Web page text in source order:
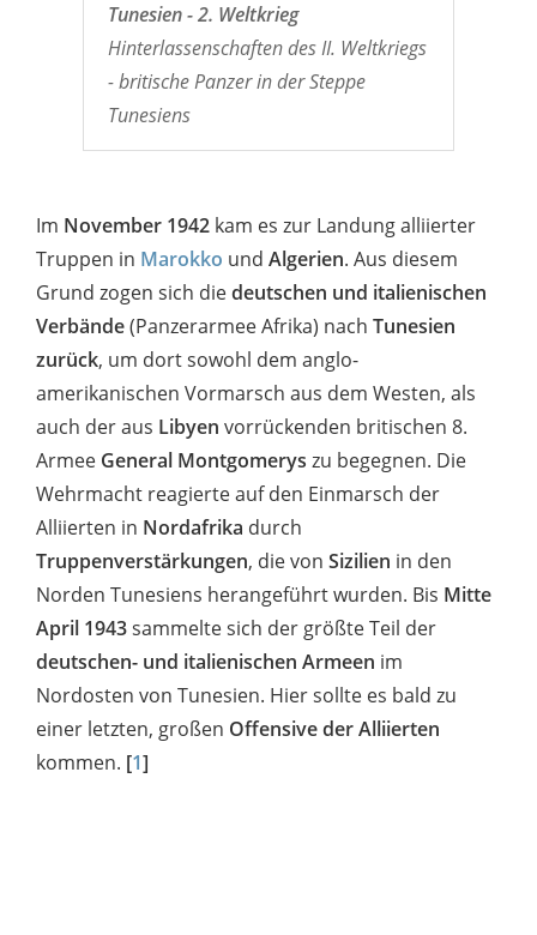
Tunesien - 2. Weltkrieg
Hinterlassenschaften des II. Weltkriegs
- britische Panzer in der Steppe
Tunesiens
Im November 1942 kam es zur Landung alliierter
Truppen in Marokko und Algerien. Aus diesem
Grund zogen sich diedeutschen und italienischen
Verbände(Panzerarmee Afrika) nach Tunesien
zurück, um dort sowohl dem anglo-
amerikanischen Vormarsch aus dem Westen, als
auch der aus Libyen vorrückenden britischen 8.
Armee General Montgomerys zu begegnen. Die
Wehrmacht reagierte auf den Einmarsch der
Alliierten in Nordafrika durch
Truppenverstärkungen, die von Sizilien in den
Norden Tunesiens herangeführt wurden. Bis Mitte
April 1943sammelte sich der größte Teil der
deutschen- und italienischen Armeen im
Nordosten von Tunesien. Hier sollte es bald zu
einer letzten, großen Offensive der Alliierten
kommen. [1]